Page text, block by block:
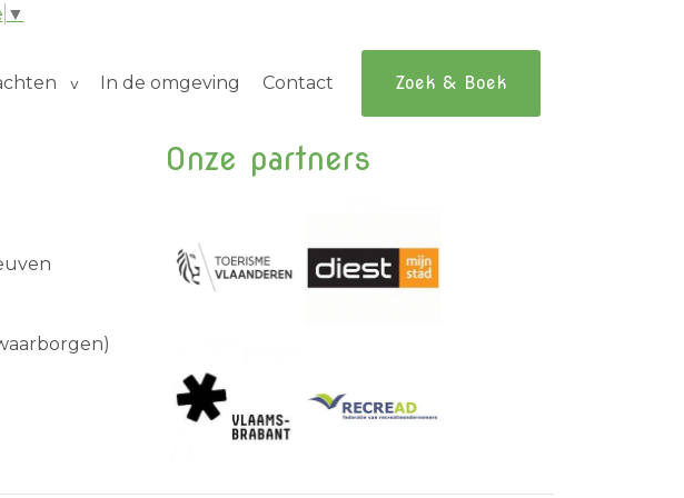
▼
In de omgeving Contact Zoek & Boek
Onze partners